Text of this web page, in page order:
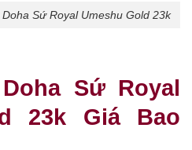
Sứ Royal Umeshu Gold 23k
Sứ Royal
23k Giá Bao